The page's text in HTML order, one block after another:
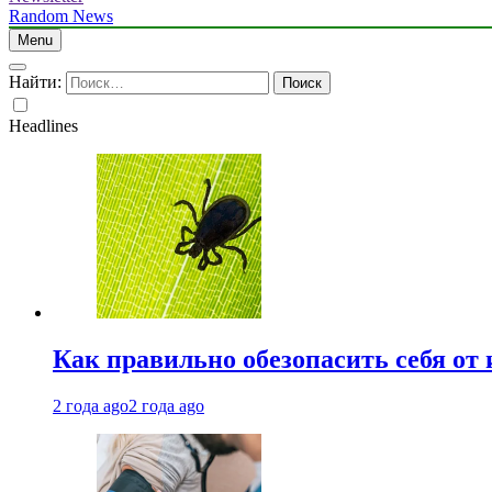
Random News
Menu
Найти:
Headlines
Как правильно обезопасить себя
2 года ago2 года ago